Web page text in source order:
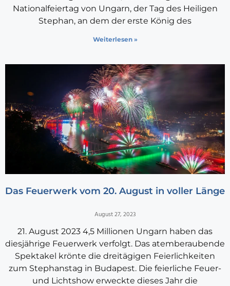
Nationalfeiertag von Ungarn, der Tag des Heiligen
Stephan, an dem der erste König des
Weiterlesen »
Das Feuerwerk vom 20. August in voller Länge
August 27, 2023
21. August 2023 4,5 Millionen Ungarn haben das
diesjährige Feuerwerk verfolgt. Das atemberaubende
Spektakel krönte die dreitägigen Feierlichkeiten
zum Stephanstag in Budapest. Die feierliche Feuer-
und Lichtshow erweckte dieses Jahr die